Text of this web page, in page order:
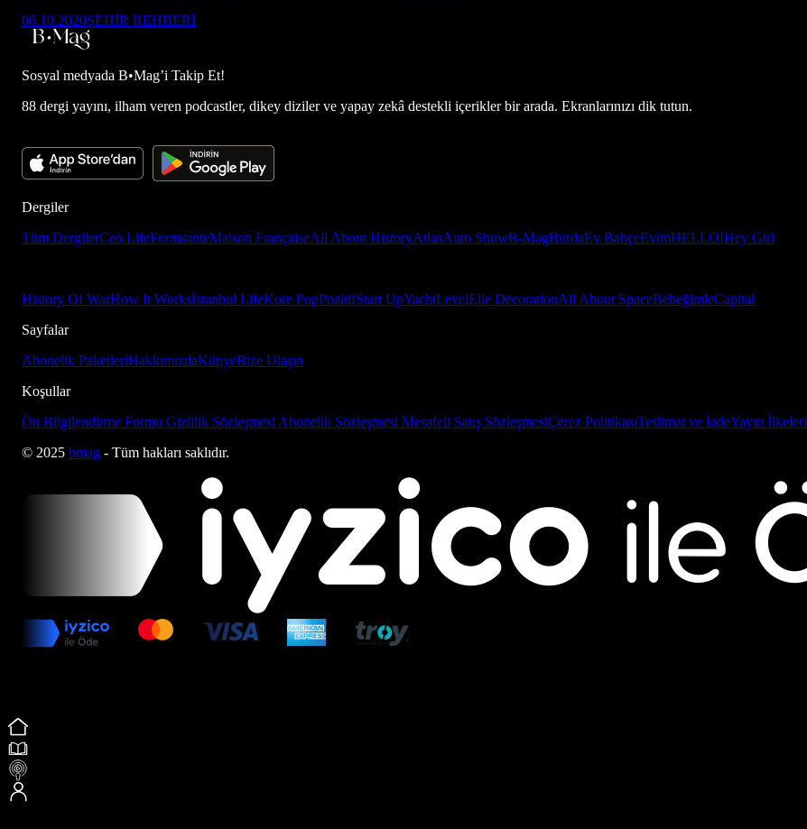
06.10.2020ŞEHİR REHBERİ
Sosyal medyada B•Mag’i Takip Et!
88 dergi yayını, ilham veren podcastler, dikey diziler ve yapay zekâ destekli içerikler bir arada. Ekranlarınızı dik tutun.
Dergiler
Tüm DergilerCeo LifeFormsanteMaison FrançaiseAll About HistoryAtlasAuto ShowB-MagBurdaEv BahçeEvimHELLO!Hey Girl
History Of WarHow It Worksİstanbul LifeKore PopPozitifStart UpYachtLevelElle DecorationAll About SpaceBebeğimleCapital
Sayfalar
Abonelik PaketleriHakkımızdaKünyeBize Ulaşın
Koşullar
Ön Bilgilendirme Formu Gizlilik Sözleşmesi Abonelik Sözleşmesi Mesafeli Satış SözleşmesiÇerez PolitikasıTeslimat ve İadeYayın İlkeleri
© 2025 bmag - Tüm hakları saklıdır.